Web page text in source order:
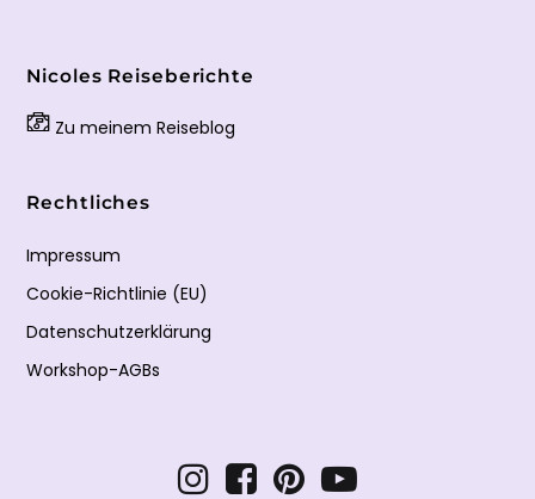
Nicoles Reiseberichte
Zu meinem Reiseblog
Rechtliches
Impressum
Cookie-Richtlinie (EU)
Datenschutzerklärung
Workshop-AGBs